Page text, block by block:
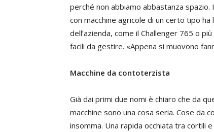
perché non abbiamo abbastanza
con macchine agricole di un certo tipo
dell’azienda, come il Challenger 765 o
facili da gestire. «Appena si muovono
Macchine da contoterzista
Già dai primi due nomi è chiaro che da
macchine sono una cosa seria. Cose da
insomma. Una rapida occhiata tra cortili